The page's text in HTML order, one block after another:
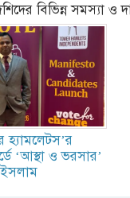
বিভিন্ন সমস্যা ও
হ্যামলেটস’র
‘আস্থা ও ভরসার’